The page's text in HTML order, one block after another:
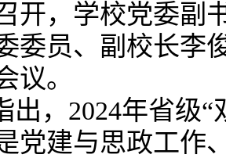
开，学校党委副
委员、副校长李
议。
出，2024年省级
党建与思政工作